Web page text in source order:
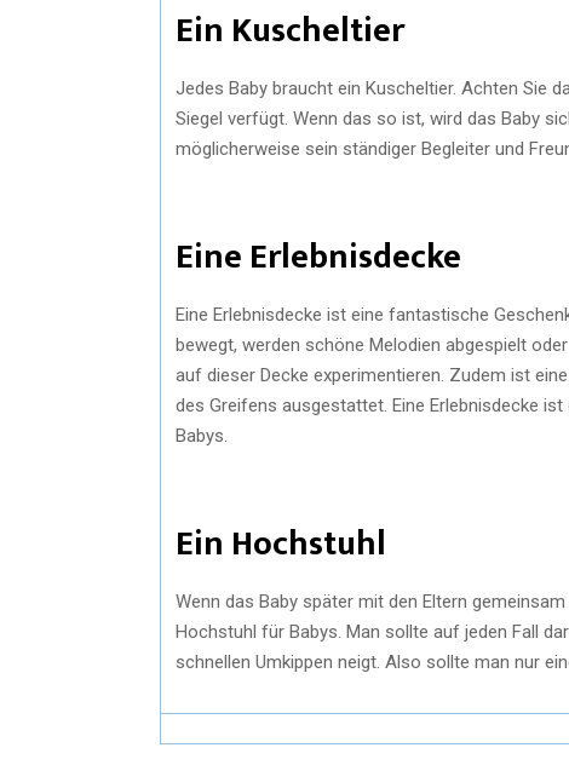
Ein Kuscheltier
Jedes Baby braucht ein Kuscheltier. Achten Sie
Siegel verfügt. Wenn das so ist, wird das Baby
möglicherweise sein ständiger Begleiter und
Eine Erlebnisdecke
Eine Erlebnisdecke ist eine fantastische
bewegt, werden schöne Melodien abgespielt
auf dieser Decke experimentieren. Zudem ist
des Greifens ausgestattet. Eine Erlebnisdecke
Babys.
Ein Hochstuhl
Wenn das Baby später mit den Eltern
Hochstuhl für Babys. Man sollte auf jeden Fall
schnellen Umkippen neigt. Also sollte man nur